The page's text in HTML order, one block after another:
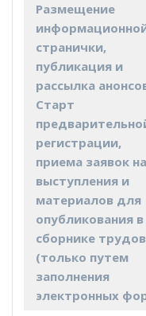
Размещение
странички,
публикация и
рассылка
Старт
регистрации,
приема заявок на
выступления и
материалов для
опубликования в
сборнике трудов
(только путем
заполнения
электронных